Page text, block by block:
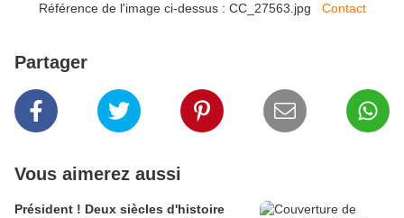
Référence de l'image ci-dessus : CC_27563.jpg Contact
Partager
Vous aimerez aussi
Président ! Deux siècles d'histoire